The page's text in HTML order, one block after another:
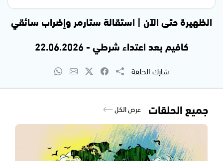
الظهيرة حتى الآن | استقالة ستارمر وإضراب سائقي
كافيم بعد اعتداء شرطي - 22.06.2026
شارك الحلقة
جميع الحلقات عرض الكل